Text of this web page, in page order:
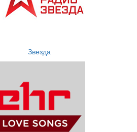
Звезда